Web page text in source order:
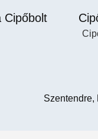
Szentendre,